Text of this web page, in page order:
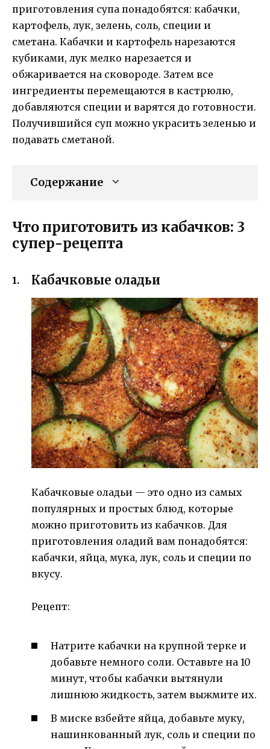
приготовления супа понадобятся: кабачки,
картофель, лук, зелень, соль, специи и
сметана. Кабачки и картофель нарезаются
кубиками, лук мелко нарезается и
обжаривается на сковороде. Затем все
ингредиенты перемещаются в кастрюлю,
добавляются специи и варятся до готовности.
Получившийся суп можно украсить зеленью и
подавать сметаной.
Содержание
Что приготовить из кабачков: 3
супер-рецепта
Кабачковые оладьи
Кабачковые оладьи — это одно из самых
популярных и простых блюд, которые
можно приготовить из кабачков. Для
приготовления оладий вам понадобятся:
кабачки, яйца, мука, лук, соль и специи по
вкусу.
Рецепт:
Натрите кабачки на крупной терке и
добавьте немного соли. Оставьте на 10
минут, чтобы кабачки вытянули
лишнюю жидкость, затем выжмите их.
В миске взбейте яйца, добавьте муку,
нашинкованный лук, соль и специи по